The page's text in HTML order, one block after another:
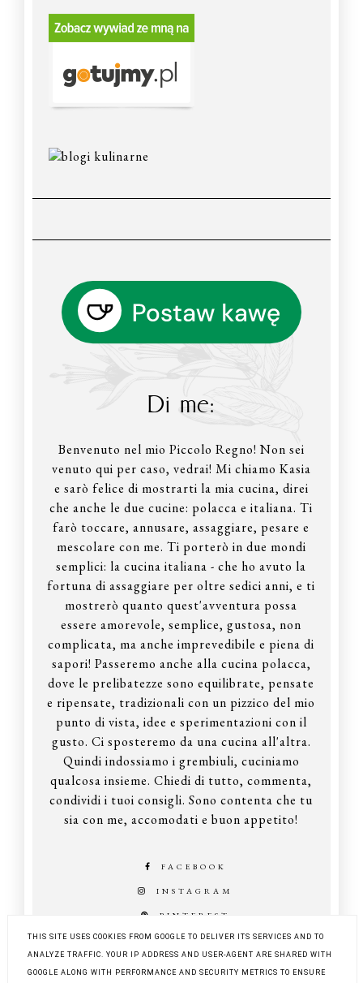
Di me:
Benvenuto nel mio Piccolo Regno! Non sei
venuto qui per caso, vedrai! Mi chiamo Kasia
e sarò felice di mostrarti la mia cucina, direi
che anche le due cucine: polacca e italiana. Ti
farò toccare, annusare, assaggiare, pesare e
mescolare con me. Ti porterò in due mondi
semplici: la cucina italiana - che ho avuto la
fortuna di assaggiare per oltre sedici anni, e ti
mostrerò quanto quest'avventura possa
essere amorevole, semplice, gustosa, non
complicata, ma anche imprevedibile e piena di
sapori! Passeremo anche alla cucina polacca,
dove le prelibatezze sono equilibrate, pensate
e ripensate, tradizionali con un pizzico del mio
punto di vista, idee e sperimentazioni con il
gusto. Ci sposteremo da una cucina all'altra.
Quindi indossiamo i grembiuli, cuciniamo
qualcosa insieme. Chiedi di tutto, commenta,
condividi i tuoi consigli. Sono contenta che tu
sia con me, accomodati e buon appetito!
FACEBOOK
INSTAGRAM
PINTEREST
THIS SITE USES COOKIES FROM GOOGLE TO DELIVER ITS SERVICES AND TO
ANALYZE TRAFFIC. YOUR IP ADDRESS AND USER-AGENT ARE SHARED WITH
GOOGLE ALONG WITH PERFORMANCE AND SECURITY METRICS TO ENSURE